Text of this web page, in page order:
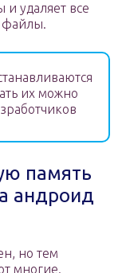
удаляет все
файлы.
их можно
память
андроид
но тем
многие.